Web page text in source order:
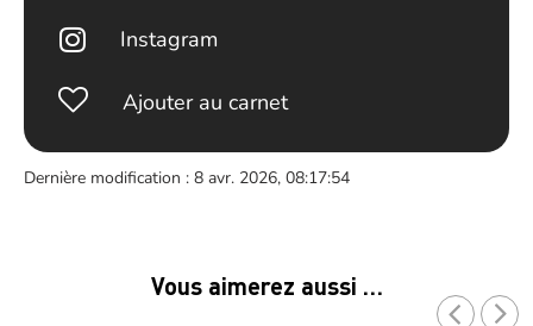
Instagram
Ajouter au carnet
Dernière modification : 8 avr. 2026, 08:17:54
Vous aimerez aussi …